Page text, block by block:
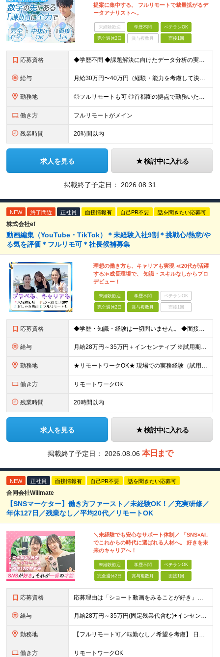
提案に集中する。 フルリモートで裁量拡がるデ
ータアナリストへ。
未経験歓迎 学歴不問 ベテランOK
完全週休2日 賞与複数月 面接1回
応募資格 ◆学歴不問 ◆課題解決に向けたデータ分析の実務経験 ※事業会社でのご経験をお持ちの方、 データ分析～プレゼンまでのご経験をお持ちの方は尚歓迎します ＜歓迎要件・求める人物像＞ ◎複雑な課題を整理し
給与 月給30万円〜40万円（経験・能力を考慮して決定） ※固定残業代20時間分（4.0〜5.5万円）含む／超過分は全額支給 ※経験・スキルを考慮のうえ決定いたします ※6ヶ月の試用期間あり。期間中の待遇に
勤務地 ◎フルリモートも可 ◎首都圏の拠点で勤務いただくことを想定しております ■本社（湘南本社） 神奈川県藤沢市辻堂神台2-2-1 アイクロス湘南8階 └JR東海道線「辻堂駅」徒歩3分 ■東北支社 秋田
働き方 フルリモートがメイン
残業時間 20時間以内
求人を見る 検討中に入れる
掲載終了予定日： 2026.08.31
NEW 終了間近 正社員 面接情報有 自己PR不要 話を聞きたい応募可
株式会社ef
動画編集（YouTube・TikTok）＊未経験入社9割＊挑戦心/熱意/や
る気を評価＊フルリモ可＊社長候補募集
理想の働き方も、キャリアも実現 ≪20代が活躍
する≫成長環境で、 知識・スキルなしからプロ
デビュー！
未経験歓迎 学歴不問 ベテランOK
完全週休2日 賞与複数月 面接1回
応募資格 ◆学歴・知識・経験は一切問いません。 ◆面接は「履歴書」「実務経験」「スーツ」不要。 「意欲」「人柄」重視の採用です。 やる気のある方を広く受け入れ、 努力や結果に報いる組織を作ります。 ミスマッ
給与 月給28万円～35万円＋インセンティブ ※試用期間6ヶ月（契約社員）：月給23万円 ※時間外手当は別途全額支給します ◎給与にプラスしてもらえる手当・インセンティブ ■通勤費(規定あり) ■業績手
勤務地 ★リモートワークOK★ 現場での実務経験（試用期間含む）12ヶ月後、基準を満たした方は リモート勤務が可能です！ ※成果状況に応じて出社勤務へ変更となる場合があります。 【本社】 東京都中央区銀座1
働き方 リモートワークOK
残業時間 20時間以内
求人を見る 検討中に入れる
掲載終了予定日： 2026.08.06 本日まで
NEW 正社員 面接情報有 自己PR不要 話を聞きたい応募可
合同会社Willmate
【SNSマーケター】働き方ファースト／未経験OK！／充実研修／
年休127日／残業なし／平均20代／リモートOK
＼未経験でも安心なサポート体制／ 「SNS×AI」
でこれからの時代に選ばれる人材へ。 好きを未
来のキャリアへ！
未経験歓迎 学歴不問 ベテランOK
完全週休2日 賞与複数月 面接1回
応募資格 応募理由は「ショート動画をみることが好き」でOK！ #学歴不問 #未経験OK ★1つでも当てはまれば、マッチング率高め★ □ SNSや動画制作に興味がある方 □ アイデアを考えることが好きな方 □
給与 月給28万円～35万円(固定残業代含む)+インセンティブ＋各種手当 ※経験・能力等を考慮の上、決定します。 ※残業はほとんどありませんが、発生した場合は時間外手当を100％支給します。 【固定残業
勤務地 【フルリモート可／転勤なし／希望を考慮】 日本47都道府県、どこでも就業可能！ （東京・神奈川・埼玉・千葉・北海道・宮城・愛知・大阪・福岡・新潟など 各拠点近郊のプロジェクト先） 【Point】
働き方 リモートワークOK